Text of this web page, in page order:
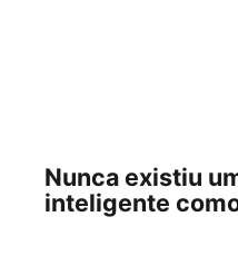
Nunca existiu
inteligente